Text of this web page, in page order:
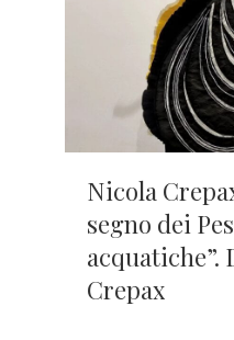
Nicola
segno dei
acquatiche”.
Crepax